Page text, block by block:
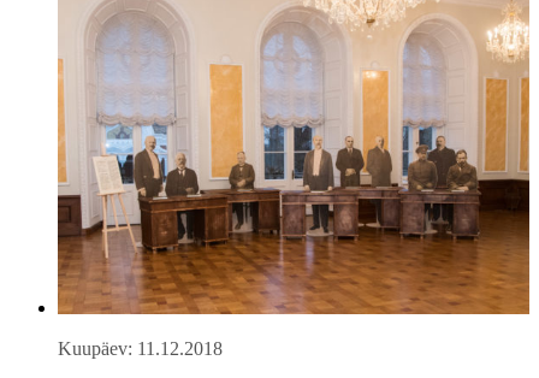
Kuupäev: 11.12.2018